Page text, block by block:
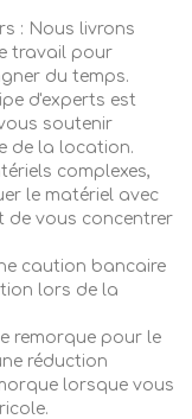
: Nous livrons
travail pour
du temps.
d'experts est
soutenir
de la location.
complexes,
le matériel avec
de vous concentrer
caution bancaire
lors de la
remorque pour le
réduction
lorsque vous